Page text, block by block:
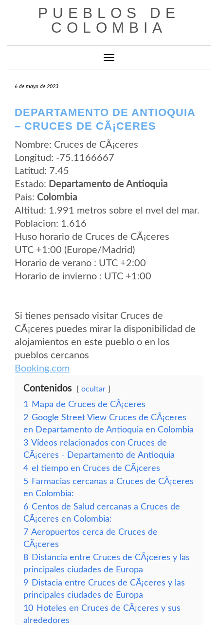
PUEBLOS DE
COLOMBIA
Cambiar modo de navegación
6 de mayo de 2023
DEPARTAMENTO DE ANTIOQUIA
– CRUCES DE CÃ¡CERES
Nombre: Cruces de CÃ¡ceres
Longitud: -75.1166667
Latitud: 7.45
Estado: Departamento de Antioquia
Pais: Colombia
Altitud: 1.991 metros sobre el nvel del mar.
Poblacion: 1.616
Huso horario de Cruces de CÃ¡ceres
UTC +1:00 (Europe/Madrid)
Horario de verano : UTC +2:00
Horario de invierno : UTC +1:00
Si tienes pensado visitar Cruces de
CÃ¡ceres puedes mirar la disponibilidad de
alojamientos en este pueblo o en los
pueblos cercanos
Booking.com
Contenidos ocultar
1
Mapa de Cruces de CÃ¡ceres
2 Google Street View Cruces de CÃ¡ceres
en Departamento de Antioquia en Colombia
3 Vídeos relacionados con Cruces de
CÃ¡ceres - Departamento de Antioquia
4 el tiempo en Cruces de CÃ¡ceres
5 Farmacias cercanas a Cruces de CÃ¡ceres
en Colombia:
6 Centos de Salud cercanas a Cruces de
CÃ¡ceres en Colombia:
7 Aeropuertos cerca de Cruces de
CÃ¡ceres
8 Distancia entre Cruces de CÃ¡ceres y las
principales ciudades de Europa
9 Distacia entre Cruces de CÃ¡ceres y las
principales ciudades de Europa
10 Hoteles en Cruces de CÃ¡ceres y sus
alrededores